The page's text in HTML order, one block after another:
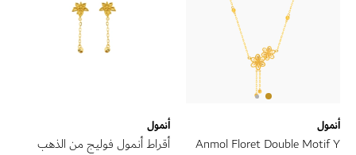
أنمول
Anmol Floret Double Motif Y
أنمول
أقراط أنمول فوليج من الذهب